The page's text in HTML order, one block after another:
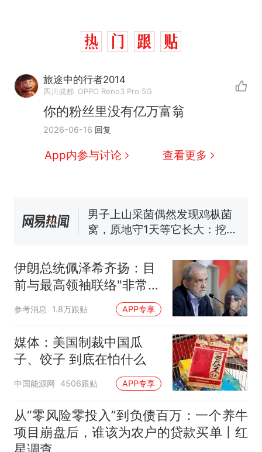
旅途中的行者2014
四川成都 OPPO Reno3 Pro 5G
你的粉丝里没有亿万富翁
2026-06-16 回复
App内参与讨论 查看更多
热 那个在床头放菜刀的女孩，
因老师一句“跟我回家”改写了
人生
新 制裁瓜子饺子，美国怕什
协会回应
男子上山采菌偶然发现鸡枞菌
窝，原地守1天等它长大：挖了
回大海 目击者直呼震惊 （视频
来源：参考消息）
笔试第一被第二名传话劝弃考
官方通报
那个在床头放菜刀的女孩，
人生
伊朗总统佩泽希齐扬：目
前与最高领袖联络"非常困
难"
参考消息 1.8万跟贴 APP专享
媒体：美国制裁中国瓜
子、饺子 到底在怕什么
中国能源网 4506跟贴 APP专享
从“零风险零投入”到负债百万：一个养牛
项目崩盘后，谁该为农户的贷款买单丨红